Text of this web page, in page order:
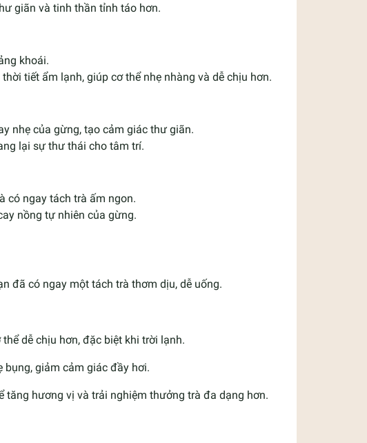
giãn và tinh thần tỉnh táo hơn.
khoái.
tiết ẩm lạnh, giúp cơ thể nhẹ nhàng và dễ chịu hơn.
nhẹ của gừng, tạo cảm giác thư giãn.
lại sự thư thái cho tâm trí.
có ngay tách trà ấm ngon.
nồng tự nhiên của gừng.
đã có ngay một tách trà thơm dịu, dễ uống.
dễ chịu hơn, đặc biệt khi trời lạnh.
bụng, giảm cảm giác đầy hơi.
tăng hương vị và trải nghiệm thưởng trà đa dạng hơn.